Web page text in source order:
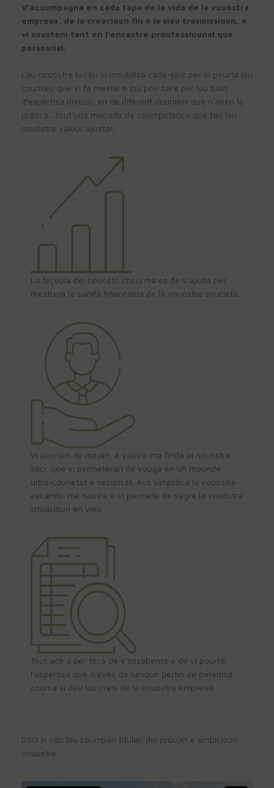
V’acoumpagnà en cada tapa de la vida de la vouòstra
empresa, de la creacioun fin à la siéu trasmissioun, e
vi soustenì tant en l’encastre proufessiounal que
persounal.
Lou nouòstre burèu si moubilisa cada-jour per vi pourtà lou
counsèu que vi fa mestié e lou pòu faire per lou biais
d’espertisa diversi, en de diferent doumeni que n’aven la
pràtica….tout’una manada de coumpetença que fan lou
nouòstre valour ajustat.
La tècoula dei nouòstri chourma es de v’ajudà per
mestrejà la sanità financiaria de la vouòstra soucietà.
Vi pourjen de mejan, à vautre ma finda ai nouòstre
soci, que vi permeteran de vougà en un mounde
ultra-counetat e securisat. Acò simplifica lu vouòstre
escambi ‘mé nautre e vi permete de segre la vouòstra
situacioun en viéu.
Tout acò a per toca de v’assabentà e de vi pourtà
l’espertisa que n’avès da besoun perfin de perenisà
couma si dèu lou creis de la vouòstra empresa.
DSO si vòu lou coumpan titulari dei proujet e ambicioun
vouòstre.